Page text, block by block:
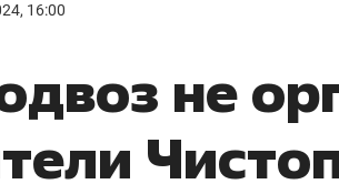
16:00
не
правил, бизнес может
потерять минимум
полгода»